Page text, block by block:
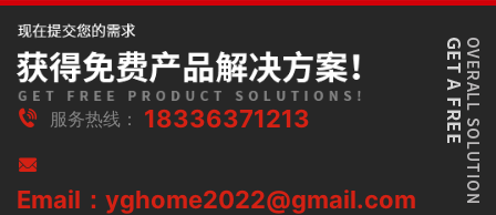
服务热线： 18336371213
Email：yghome2022@gmail.com